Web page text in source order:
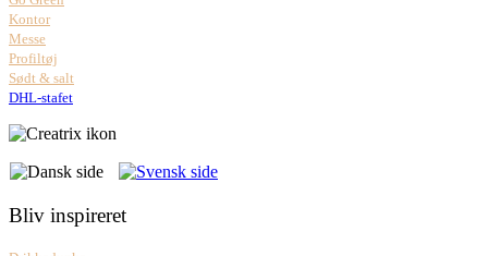
Kontor
Messe
Profiltøj
Sødt & salt
DHL-stafet
Bliv inspireret